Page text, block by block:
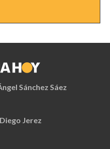
Sánchez Sáez
Jerez